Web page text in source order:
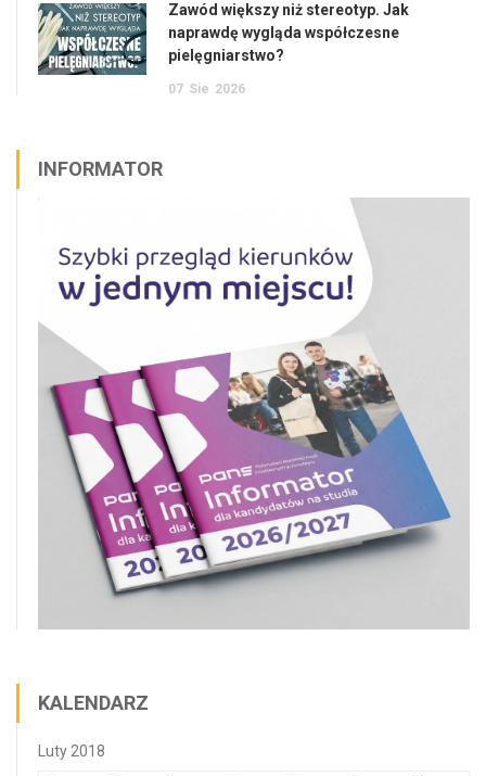
Zawód większy niż stereotyp. Jak
naprawdę wygląda współczesne
pielęgniarstwo?
07 Sie 2026
INFORMATOR
KALENDARZ
Luty 2018